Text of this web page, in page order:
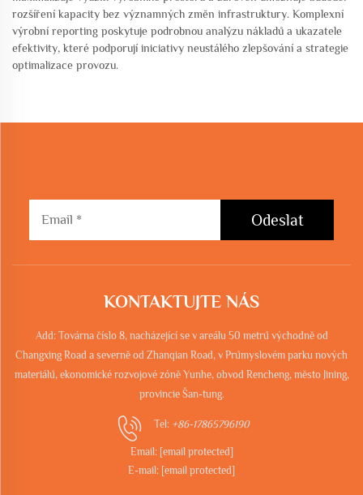
rozšíření kapacity bez významných změn infrastruktury. Komplexní
výrobní reporting poskytuje podrobnou analýzu nákladů a ukazatele
efektivity, které podporují iniciativy neustálého zlepšování a strategie
optimalizace provozu.
Odeslat
KONTAKTUJTE NÁS
Add: Továrna číslo 8, nacházející se v areálu 50 metrů východně od
Changxing Road a severně od Zhanqian Road, v Průmyslovém parku nových
materiálů, ekonomické rozvojové zóně Yunhe, obvod Rencheng, město Jining,
provincie Šan-tung.
Tel: +86-17865796190
Email: [email protected]
E-mail: [email protected]